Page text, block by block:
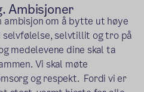
Ambisjoner
ambisjon om å bytte ut høye
selvfølelse, selvtillit og tro på
medelevene dine skal ta
Vi skal møte
og respekt. Fordi vi er